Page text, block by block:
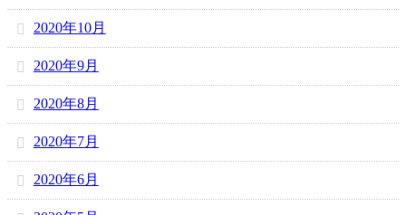
2020年10月
2020年9月
2020年8月
2020年7月
2020年6月